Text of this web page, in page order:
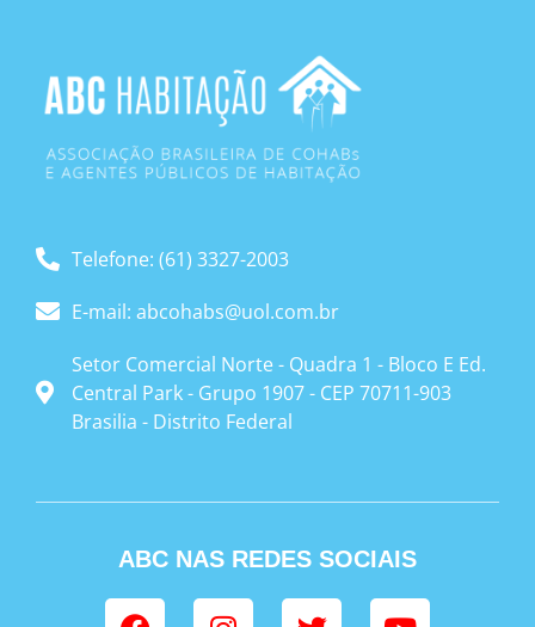
Telefone: (61) 3327-2003
E-mail: abcohabs@uol.com.br
Setor Comercial Norte - Quadra 1 - Bloco E Ed.
Central Park - Grupo 1907 - CEP 70711-903
Brasilia - Distrito Federal
ABC NAS REDES SOCIAIS